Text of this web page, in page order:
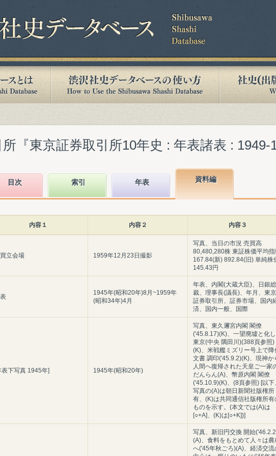
『東京証券取引所10年史 : 年表諸表 : 1949-
目次 索引 年表 資料編
内容１ 内容２ 内容３
立会場 1959年12月23日撮影
写真、当日の市況 売買高
80,480,280株 東証株価平均指
167.84(新) 892.84(旧) 単純株
145.43円
1945年(昭和20年)8月~1959年
(昭和34年)4月
年表、内閣(大蔵大臣)、日銀総
裁、理事長(議長)、年月、東京
証券取引所、証券市場、国内
済、国内一般、国際
表下写真 1945年] 1945年(昭和20年)
写真、東久邇宮内閣 閣僚
('45.8.17)(K)、一望廃墟と化
東京(中央 隅田川)(388頁参照)
(K)、米戦艦ミズリー号上で降
文書 調印('45.9.2)(K)、現神か
人間へ復帰された天皇ご一家
だんらん(A)、幣原内閣 閣僚
('45.10.9)(K)、(8頁参照) [以下
写真の(A)は朝日新聞社版権所
有、(K)は共同通信社版権所有
ものを示す。(本文では(A)は
[○+A]、(K)は[○+K])]
写真、新旧円交換 開始
(A)、食料をもとめて人々は農
へ('45年秋ごろ)(A)、経済交流